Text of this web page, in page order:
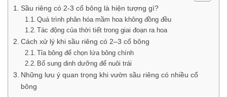
Sầu riêng có 2-3 cổ bông là hiện tượng gì?
Quá trình phân hóa mầm hoa không đồng đều
Tác động của thời tiết trong giai đoạn ra hoa
Cách xử lý khi sầu riêng có 2–3 cổ bông
Tỉa bông để chọn lứa bông chính
Bổ sung dinh dưỡng để nuôi trái
Những lưu ý quan trọng khi vườn sầu riêng có nhiều cổ
bông